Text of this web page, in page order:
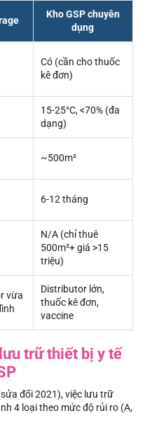
Kho GSP chuyên
dụng
Có (cần cho thuốc
kê đơn)
15-25°C, <70% (đa
dạng)
~500m²
6-12 tháng
N/A (chỉ thuê
500m²+ giá >15
triệu)
vừa
Distributor lớn,
thuốc kê đơn,
vaccine
trữ thiết bị y tế
đổi 2021), việc lưu trữ
4 loại theo mức độ rủi ro (A,